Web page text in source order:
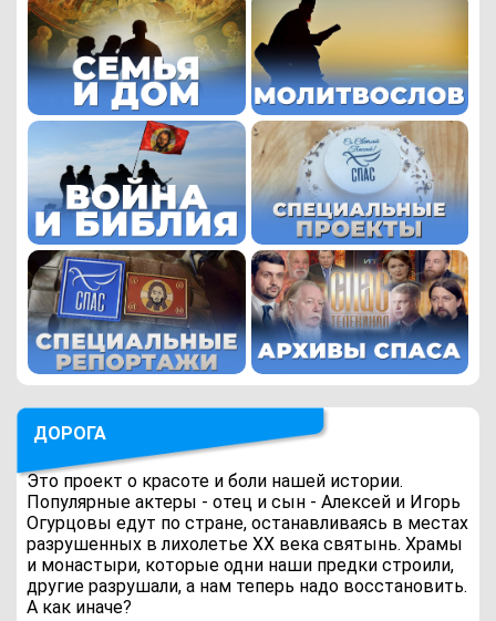
ДОРОГА
Это проект о красоте и боли нашей истории.
Популярные актеры - отец и сын - Алексей и Игорь
Огурцовы едут по стране, останавливаясь в местах
разрушенных в лихолетье ХХ века святынь. Храмы
и монастыри, которые одни наши предки строили,
другие разрушали, а нам теперь надо восстановить.
А как иначе?